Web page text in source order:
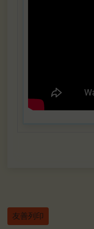
友善列印